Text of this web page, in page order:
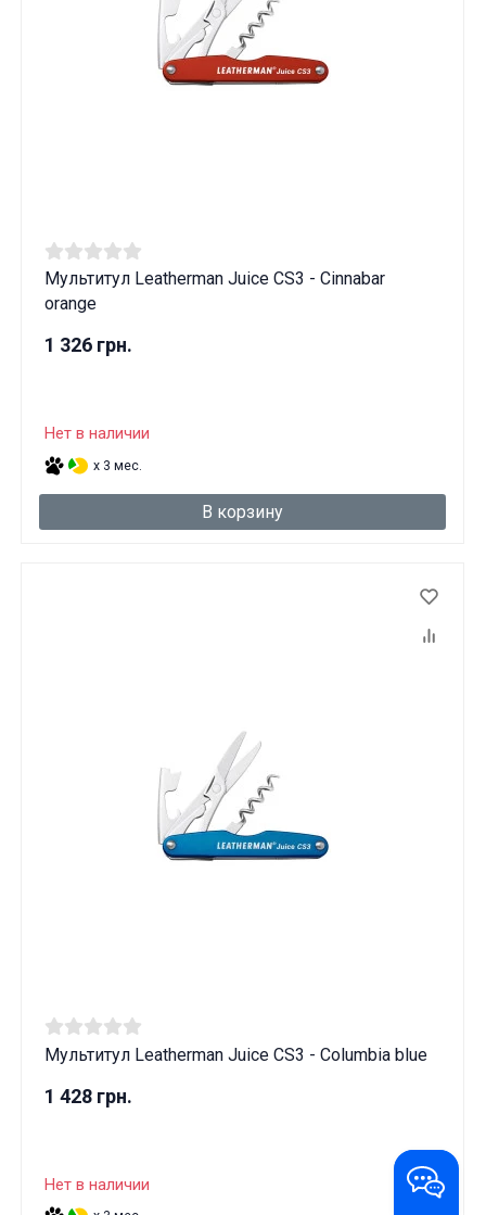
Мультитул Leatherman Juice CS3 - Cinnabar
orange
1 326 грн.
Нет в наличии
x 3 мес.
В корзину
Мультитул Leatherman Juice CS3 - Columbia blue
1 428 грн.
Нет в наличии